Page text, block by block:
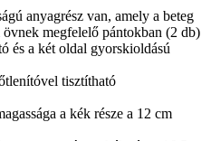
anyagrész van, amely a beteg
megfelelő pántokban (2 db)
és a két oldal gyorskioldású
tisztítható
a kék része a 12 cm